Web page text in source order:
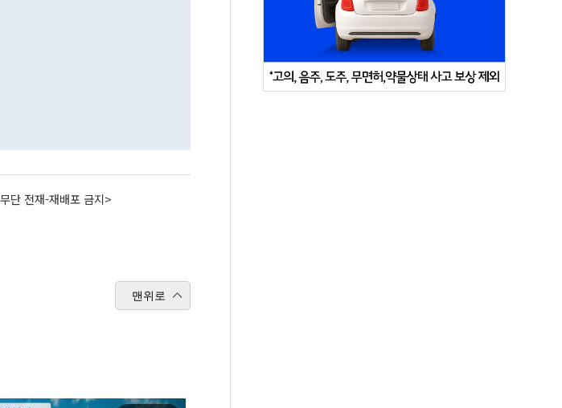
단 전재-재배포 금지>
맨위로